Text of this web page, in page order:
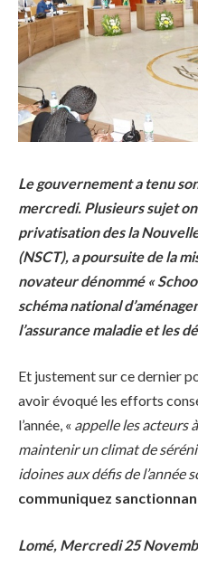
Le gouvernement a tenu
mercredi. Plusieurs sujet
privatisation des la
(NSCT), a poursuite de la
novateur dénommé «
schéma national
l’assurance maladie et les
Et justement sur ce dernier
avoir évoqué les efforts
l’année, « appelle les acteurs
maintenir un climat de
idoines aux défis de l’année
communiquez
Lomé, Mercredi 25